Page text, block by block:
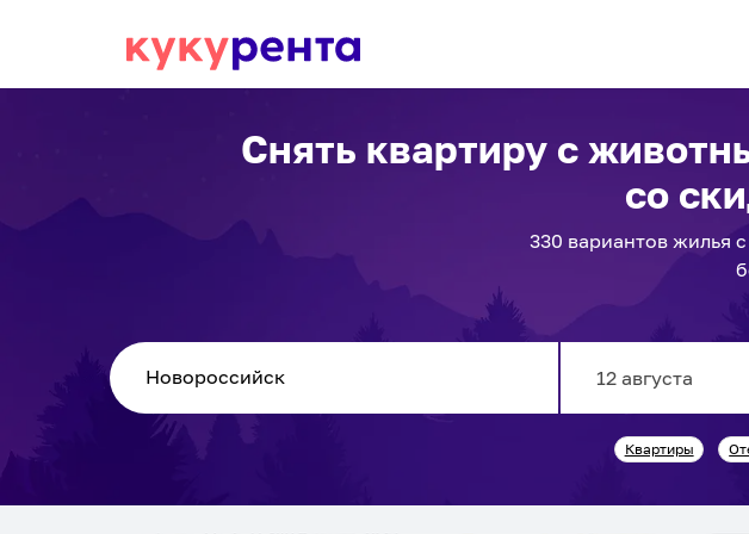
Снять квартиру с
со
330 вариантов жилья
forward
interact
Квартиры